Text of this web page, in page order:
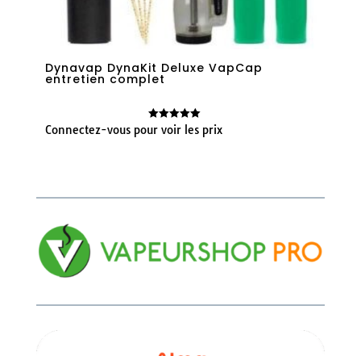
Dynavap DynaKit Deluxe VapCap
entretien complet
Note
5.00
Connectez-vous pour voir les prix